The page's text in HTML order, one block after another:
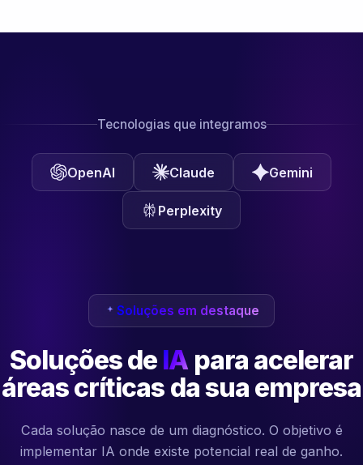
Tecnologias que integramos
OpenAI Claude Gemini
Perplexity
Soluções em destaque
Soluções de IA para acelerar
áreas críticas da sua empresa
Cada solução nasce de um diagnóstico. O objetivo é
implementar IA onde existe potencial real de ganho.